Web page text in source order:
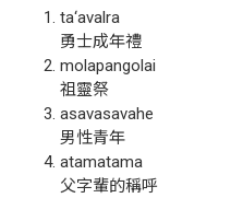
ta‘avalra
勇士成年禮
molapangolai
祖靈祭
asavasavahe
男性青年
atamatama
父字輩的稱呼